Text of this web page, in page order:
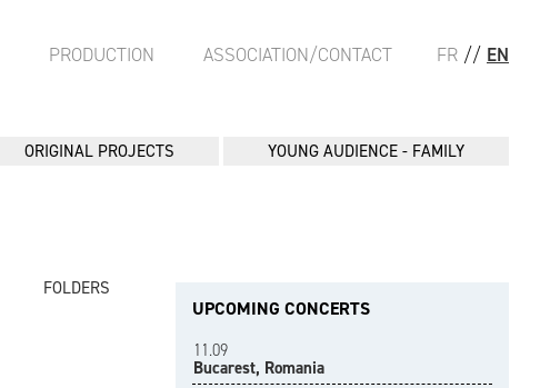
FR // EN
PRODUCTION ASSOCIATION/CONTACT
ORIGINAL PROJECTS YOUNG AUDIENCE - FAMILY
FOLDERS
UPCOMING CONCERTS
11.09
Bucarest, Romania